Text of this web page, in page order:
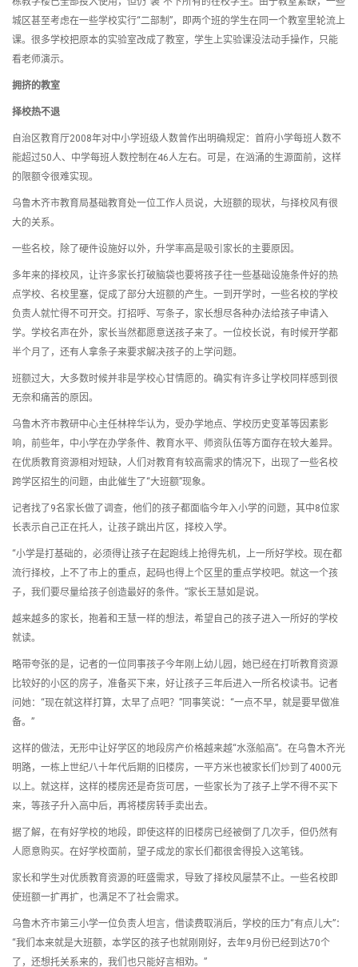
城区甚至考虑在一些学校实行“二部制”，即两个班的学生在同一个教室里轮流上
课。很多学校把原本的实验室改成了教室，学生上实验课没法动手操作，只能
看老师演示。
拥挤的教室
择校热不退
自治区教育厅2008年对中小学班级人数曾作出明确规定：首府小学每班人数不
能超过50人、中学每班人数控制在46人左右。可是，在汹涌的生源面前，这样
的限额令很难实现。
乌鲁木齐市教育局基础教育处一位工作人员说，大班额的现状，与择校风有很
大的关系。
一些名校，除了硬件设施好以外，升学率高是吸引家长的主要原因。
多年来的择校风，让许多家长打破脑袋也要将孩子往一些基础设施条件好的热
点学校、名校里塞，促成了部分大班额的产生。一到开学时，一些名校的学校
负责人就忙得不可开交。打招呼、写条子，家长想尽各种办法给孩子申请入
学。学校名声在外，家长当然都愿意送孩子来了。一位校长说，有时候开学都
半个月了，还有人拿条子来要求解决孩子的上学问题。
班额过大，大多数时候并非是学校心甘情愿的。确实有许多让学校同样感到很
无奈和痛苦的原因。
乌鲁木齐市教研中心主任林梓华认为，受办学地点、学校历史变革等因素影
响，前些年，中小学在办学条件、教育水平、师资队伍等方面存在较大差异。
在优质教育资源相对短缺，人们对教育有较高需求的情况下，出现了一些名校
跨学区招生的问题，由此催生了“大班额”现象。
记者找了9名家长做了调查，他们的孩子都面临今年入小学的问题，其中8位家
长表示自己正在托人，让孩子跳出片区，择校入学。
“小学是打基础的，必须得让孩子在起跑线上抢得先机，上一所好学校。现在都
流行择校，上不了市上的重点，起码也得上个区里的重点学校吧。就这一个孩
子，我们要尽量给孩子创造最好的条件。”家长王慧如是说。
越来越多的家长，抱着和王慧一样的想法，希望自己的孩子进入一所好的学校
就读。
略带夸张的是，记者的一位同事孩子今年刚上幼儿园，她已经在打听教育资源
比较好的小区的房子，准备买下来，好让孩子三年后进入一所名校读书。记者
问她：“现在就这样打算，太早了点吧？”同事笑说：“一点不早，就是要早做准
备。”
这样的做法，无形中让好学区的地段房产价格越来越“水涨船高”。在乌鲁木齐光
明路，一栋上世纪八十年代后期的旧楼房，一平方米也被家长们炒到了4000元
以上。就这样，这样的楼房还是奇货可居，一些家长为了孩子上学不得不买下
来，等孩子升入高中后，再将楼房转手卖出去。
据了解，在有好学校的地段，即使这样的旧楼房已经被倒了几次手，但仍然有
人愿意购买。在好学校面前，望子成龙的家长们都很舍得投入这笔钱。
家长和学生对优质教育资源的旺盛需求，导致了择校风屡禁不止。一些名校即
使班额一扩再扩，也满足不了社会需求。
乌鲁木齐市第三小学一位负责人坦言，借读费取消后，学校的压力“有点儿大”：
“我们本来就是大班额，本学区的孩子也就刚刚好，去年9月份已经到达70个
了，还想托关系来的，我们也只能好言相劝。”